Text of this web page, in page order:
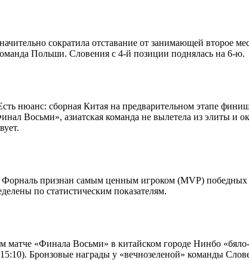
сократила отставание от занимающей второе
Польши. Словения с 4-й позиции поднялась на 6-ю.
нюанс: сборная Китая на предварительном этапе
Восьми», азиатская команда не вылетела из элиты и
признан самым ценным игроком (MVP) победных
по статистическим показателям.
«Финала Восьми» в китайском городе Нинбо
Бронзовые награды у «вечнозеленой» команды